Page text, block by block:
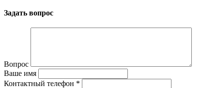
Задать вопрос
Вопрос
Ваше имя
Контактный телефон *